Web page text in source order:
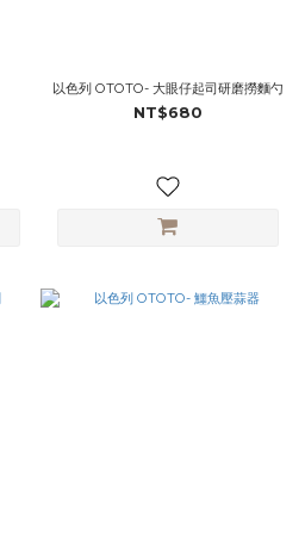
以色列 OTOTO- 大眼仔起司研磨撈麵勺
NT$680